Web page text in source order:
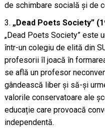
de schimbare socială și de
„Dead Poets Society”
„Dead Poets Society” este
într-un colegiu de elită din
profesorii îl joacă în
se află un profesor
gândească liber și să-și
valorile conservatoare ale
educație care provoacă
independentă.